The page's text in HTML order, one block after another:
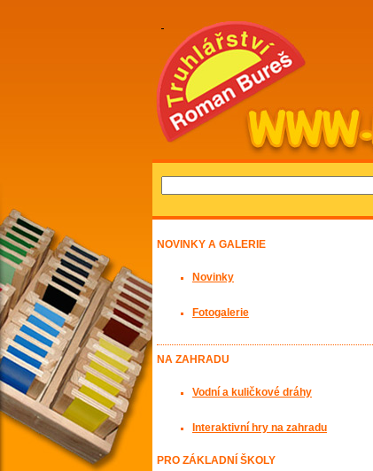
NOVINKY A GALERIE
Novinky
Fotogalerie
NA ZAHRADU
Vodní a kuličkové dráhy
Interaktivní hry na zahradu
PRO ZÁKLADNÍ ŠKOLY